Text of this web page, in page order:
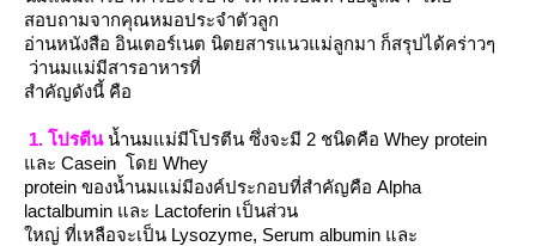
สอบถามจากคุณหมอประจำตัวลูก
อ่านหนังสือ อินเตอร์เนต นิตยสารแนวแม่ลูกมา ก็สรุปได้คร่าวๆ
ว่านมแม่มีสารอาหารที่
สำคัญดังนี้ คือ
1. โปรตีนน้ำนมแม่มีโปรตีน ซึ่งจะมี 2 ชนิดคือ Whey protein
ละ Casein โดย Whey
protein ของน้ำนมแม่มีองค์ประกอบที่สำคัญคือ Alpha
lactalbumin และ Lactoferin เป็นส่วน
หญ่ ที่เหลือจะเป็น Lysozyme, Serum albumin และ